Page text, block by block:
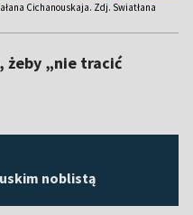
Cichanouskaja. Zdj. Swiatłana
żeby „nie tracić
noblistą